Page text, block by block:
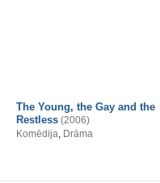
The Young, the Gay and the
Restless (2006)
Komēdija, Drāma